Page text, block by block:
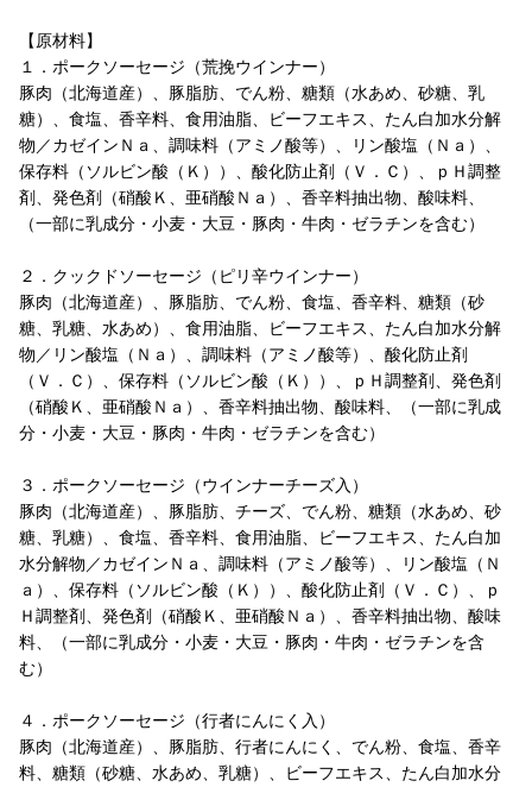
【原材料】
１．ポークソーセージ（荒挽ウインナー）
豚肉（北海道産）、豚脂肪、でん粉、糖類（水あめ、砂糖、乳
糖）、食塩、香辛料、食用油脂、ビーフエキス、たん白加水分解
物／カゼインＮａ、調味料（アミノ酸等）、リン酸塩（Ｎａ）、
保存料（ソルビン酸（Ｋ））、酸化防止剤（Ｖ．Ｃ）、ｐＨ調整
剤、発色剤（硝酸Ｋ、亜硝酸Ｎａ）、香辛料抽出物、酸味料、
（一部に乳成分・小麦・大豆・豚肉・牛肉・ゼラチンを含む）
２．クックドソーセージ（ピリ辛ウインナー）
豚肉（北海道産）、豚脂肪、でん粉、食塩、香辛料、糖類（砂
糖、乳糖、水あめ）、食用油脂、ビーフエキス、たん白加水分解
物／リン酸塩（Ｎａ）、調味料（アミノ酸等）、酸化防止剤
（Ｖ．Ｃ）、保存料（ソルビン酸（Ｋ））、ｐＨ調整剤、発色剤
（硝酸Ｋ、亜硝酸Ｎａ）、香辛料抽出物、酸味料、（一部に乳成
分・小麦・大豆・豚肉・牛肉・ゼラチンを含む）
３．ポークソーセージ（ウインナーチーズ入）
豚肉（北海道産）、豚脂肪、チーズ、でん粉、糖類（水あめ、砂
糖、乳糖）、食塩、香辛料、食用油脂、ビーフエキス、たん白加
水分解物／カゼインＮａ、調味料（アミノ酸等）、リン酸塩（Ｎ
ａ）、保存料（ソルビン酸（Ｋ））、酸化防止剤（Ｖ．Ｃ）、ｐ
Ｈ調整剤、発色剤（硝酸Ｋ、亜硝酸Ｎａ）、香辛料抽出物、酸味
料、（一部に乳成分・小麦・大豆・豚肉・牛肉・ゼラチンを含
む）
４．ポークソーセージ（行者にんにく入）
豚肉（北海道産）、豚脂肪、行者にんにく、でん粉、食塩、香辛
料、糖類（砂糖、水あめ、乳糖）、ビーフエキス、たん白加水分